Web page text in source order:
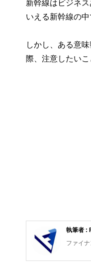
新幹線はビジネ
いえる新幹線の
しかし、ある意
際、注意したい
執筆者 :
ファイ